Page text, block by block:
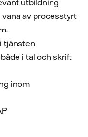
utbildning
vana av processtyrt
tjänsten
i tal och skrift
inom